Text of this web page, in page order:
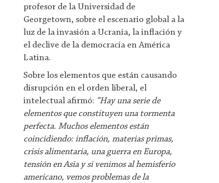
profesor de la Universidad de
Georgetown, sobre el escenario global a la
luz de la invasión a Ucrania, la inflación y
el declive de la democracia en América
Latina.
Sobre los elementos que están causando
disrupción en el orden liberal, el
intelectual afirmó: “Hay una serie de
elementos que constituyen una tormenta
perfecta. Muchos elementos están
coincidiendo: inflación, materias primas,
crisis alimentaria, una guerra en Europa,
tensión en Asia y si venimos al hemisferio
americano, vemos problemas de la